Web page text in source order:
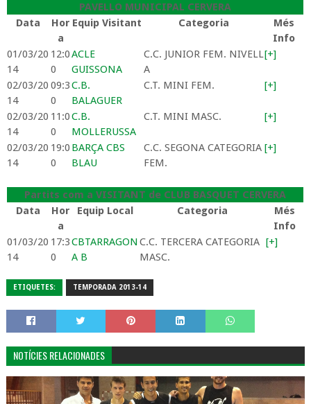
PAVELLO MUNICIPAL CERVERA
Data
Hor
a
Equip Visitant Categoria
Més
Info
01/03/20
14
12:0
0
ACLE
GUISSONA
C.C. JUNIOR FEM. NIVELL
A
[+]
02/03/20
14
09:3
0
C.B.
BALAGUER
C.T. MINI FEM. [+]
02/03/20
14
11:0
0
C.B.
MOLLERUSSA
C.T. MINI MASC. [+]
02/03/20
14
19:0
0
BARÇA CBS
BLAU
C.C. SEGONA CATEGORIA
FEM.
[+]
Partits com a VISITANT de CLUB BASQUET CERVERA
Data
Hor
a
Equip Local Categoria
Més
Info
01/03/20
14
17:3
0
CBTARRAGON
A B
C.C. TERCERA CATEGORIA
MASC.
[+]
ETIQUETES: TEMPORADA 2013-14
NOTÍCIES RELACIONADES